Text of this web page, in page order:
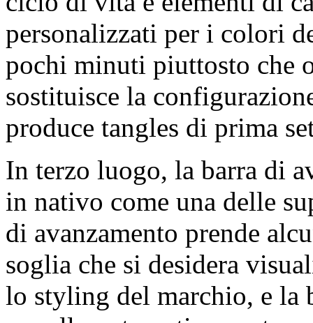
personalizzati per i colori
pochi minuti piuttosto che
sostituisce la
produce tangles di prima
In terzo luogo, la barra di
in nativo come una delle
di avanzamento prende
soglia che si desidera
lo styling del marchio, e la